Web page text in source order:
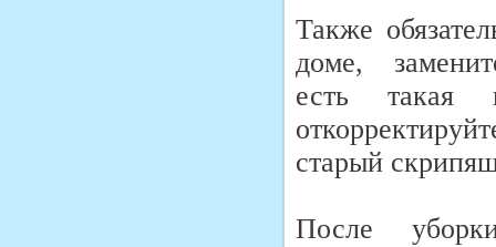
Также
доме,
есть такая
старый
После